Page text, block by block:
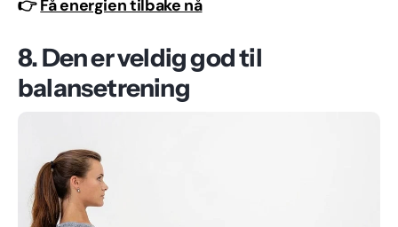
👉Få energien tilbake nå
8. Den er veldig god til
balansetrening